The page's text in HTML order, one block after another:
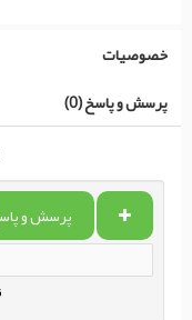
خصوصیات
پرسش و پاسخ (0)
پرسش و